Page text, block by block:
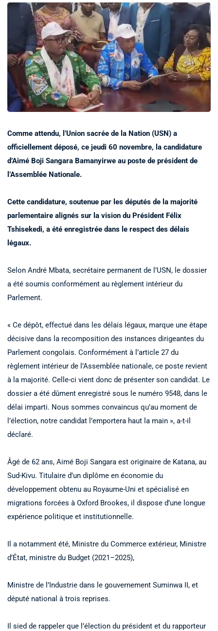
Comme attendu, l’Union sacrée de la Nation (USN) a
officiellement déposé, ce jeudi 60 novembre, la candidature
d’Aimé Boji Sangara Bamanyirwe au poste de président de
l’Assemblée Nationale.
Cette candidature, soutenue par les députés de la majorité
parlementaire alignés sur la vision du Président Félix
Tshisekedi, a été enregistrée dans le respect des délais
légaux.
Selon André Mbata, secrétaire permanent de l’USN, le dossier
a été soumis conformément au règlement intérieur du
Parlement.
« Ce dépôt, effectué dans les délais légaux, marque une étape
décisive dans la recomposition des instances dirigeantes du
Parlement congolais. Conformément à l’article 27 du
règlement intérieur de l’Assemblée nationale, ce poste revient
à la majorité. Celle-ci vient donc de présenter son candidat. Le
dossier a été dûment enregistré sous le numéro 9548, dans le
délai imparti. Nous sommes convaincus qu’au moment de
l’élection, notre candidat l’emportera haut la main », a-t-il
déclaré.
Âgé de 62 ans, Aimé Boji Sangara est originaire de Katana, au
Sud-Kivu. Titulaire d’un diplôme en économie du
développement obtenu au Royaume-Uni et spécialisé en
migrations forcées à Oxford Brookes, il dispose d’une longue
expérience politique et institutionnelle.
Il a notamment été, Ministre du Commerce extérieur, Ministre
d’État, ministre du Budget (2021–2025),
Ministre de l’Industrie dans le gouvernement Suminwa II, et
député national à trois reprises.
Il sied de rappeler que l’élection du président et du rapporteur